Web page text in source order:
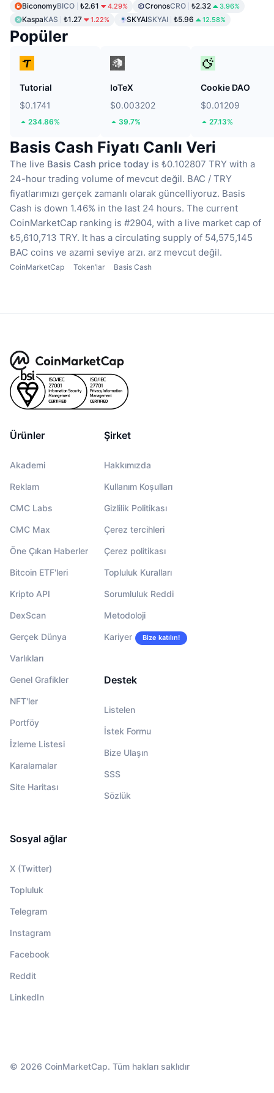
BiconomyBICO ₺2.61 4.29% CronosCRO ₺2.32 3.96%
KaspaKAS ₺1.27 1.22% SKYAISKYAI ₺5.96 12.58%
Popüler
Tutorial
$0.1741
234.86%
IoTeX
$0.003202
39.7%
Cookie DAO
$0.01209
27.13%
Basis Cash Fiyatı Canlı Veri
The live Basis Cash price today is ₺0.102807 TRY with a
24-hour trading volume of mevcut değil. BAC / TRY
fiyatlarımızı gerçek zamanlı olarak güncelliyoruz. Basis
Cash is down 1.46% in the last 24 hours. The current
CoinMarketCap ranking is #2904, with a live market cap of
₺5,610,713 TRY. It has a circulating supply of 54,575,145
BAC coins ve azami seviye arzı. arz mevcut değil.
CoinMarketCap Token’lar Basis Cash
Ürünler
Akademi
Reklam
CMC Labs
CMC Max
Öne Çıkan Haberler
Bitcoin ETF'leri
Kripto API
DexScan
Gerçek Dünya
Varlıkları
Genel Grafikler
NFT'ler
Portföy
İzleme Listesi
Karalamalar
Site Haritası
Şirket
Hakkımızda
Kullanım Koşulları
Gizlilik Politikası
Çerez tercihleri
Çerez politikası
Topluluk Kuralları
Sorumluluk Reddi
Metodoloji
Kariyer Bize katılın!
Destek
Listelen
İstek Formu
Bize Ulaşın
SSS
Sözlük
Sosyal ağlar
X (Twitter)
Topluluk
Telegram
Instagram
Facebook
Reddit
LinkedIn
© 2026 CoinMarketCap. Tüm hakları saklıdır